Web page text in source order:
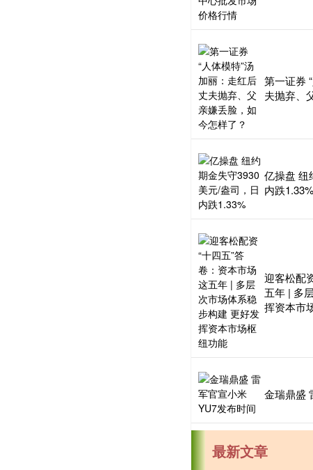
第一证券
夫抛弃、
亿操盘 纽
内跌1.33%
迎客松配
五年 | 多
挥资本市
金瑞鼎盛
最新文章